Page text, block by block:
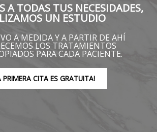
A TODAS TUS NECESIDADES,
UN ESTUDIO
A MEDIDA Y A PARTIR DE AHÍ
LOS TRATAMIENTOS
PARA CADA PACIENTE.
PRIMERA CITA ES GRATUITA!